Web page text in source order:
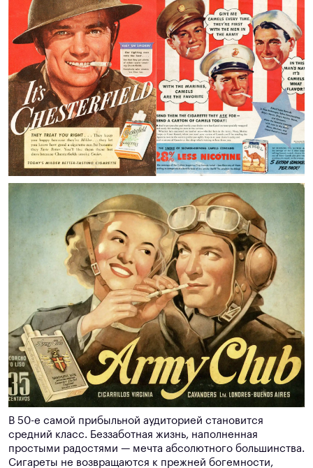
В 50-е самой прибыльной аудиторией становится
средний класс. Беззаботная жизнь, наполненная
простыми радостями — мечта абсолютного большинства.
Сигареты не возвращаются к прежней богемности,